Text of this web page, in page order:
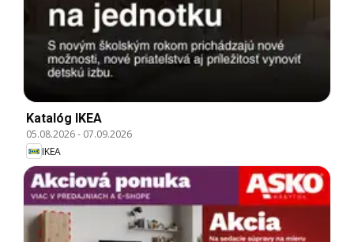
Katalóg IKEA
05.08.2026- 07.09.2026
IKEA